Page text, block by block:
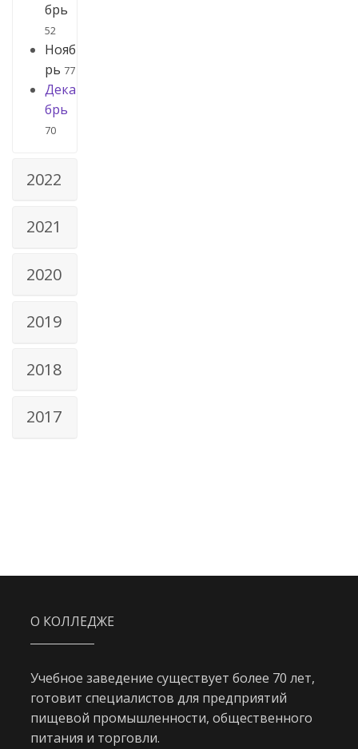
брь
52
Нояб
рь 77
Дека
брь
70
2022
2021
2020
2019
2018
2017
О КОЛЛЕДЖЕ
Учебное заведение существует более 70 лет,
готовит специалистов для предприятий
пищевой промышленности, общественного
питания и торговли.